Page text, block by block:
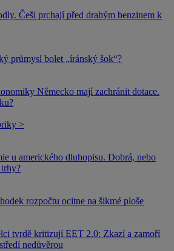
Češi prchají před drahým benzinem k
průmysl bolet „íránský šok“?
Německo mají zachránit dotace.
>
u amerického dluhopisu. Dobrá, nebo
rozpočtu ocitne na šikmé ploše
tvrdě kritizují EET 2.0: Zkazí a zamoří
nedůvěrou